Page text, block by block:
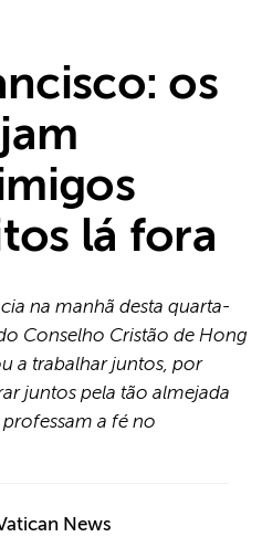
os
lá fora
na manhã desta quarta-
Conselho Cristão de Hong
a trabalhar juntos, por
juntos pela tão almejada
a fé no
News